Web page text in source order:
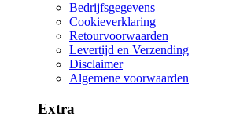
Bedrijfsgegevens
Cookieverklaring
Retourvoorwaarden
Levertijd en Verzending
Disclaimer
Algemene voorwaarden
Extra